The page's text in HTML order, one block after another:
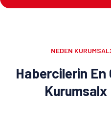
NEDEN
Habercilerin En
Kurumsalx